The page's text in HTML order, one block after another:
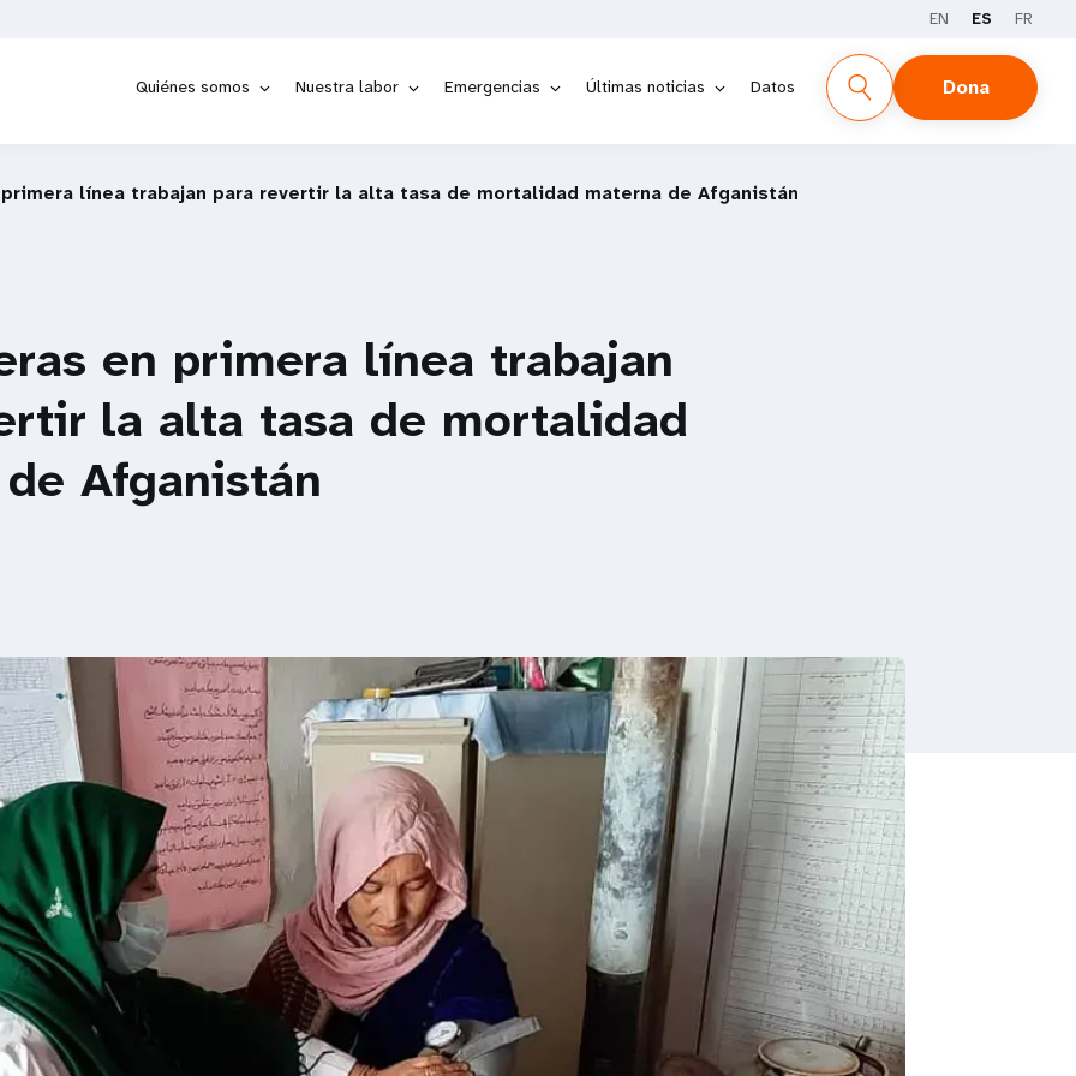
EN ES FR
Quiénes somos Nuestra labor Emergencias Últimas noticias Datos Dona
línea trabajan para revertir la alta tasa de mortalidad materna de Afganistán
en primera línea trabajan
la alta tasa de mortalidad
Afganistán